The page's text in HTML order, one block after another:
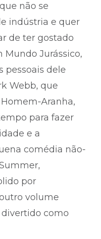
não se
indústria e quer
de ter gostado
Jurássico,
pessoais dele
Webb, que
Aranha,
para fazer
e a
comédia não-
por
volume
divertido como